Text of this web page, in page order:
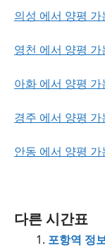
의성 에서 양평
영천 에서 양평
아화 에서 양평
경주 에서 양평
안동 에서 양평
다른 시간표
포항역 정